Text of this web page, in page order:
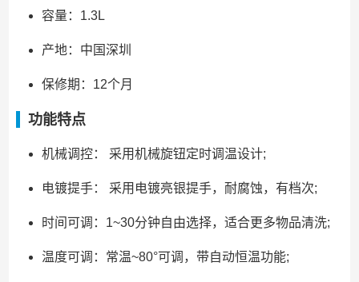
容量：1.3L
产地：中国深圳
保修期：12个月
功能特点
机械调控： 采用机械旋钮定时调温设计;
电镀提手： 采用电镀亮银提手，耐腐蚀，有档次;
时间可调：1~30分钟自由选择，适合更多物品清洗;
温度可调：常温~80°可调，带自动恒温功能;